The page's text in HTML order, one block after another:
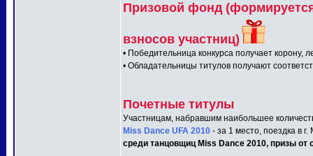
Призовой фонд
взносов участниц)
• Победительница конкурса получает корону,
• Обладательницы титулов получают
Почетные титулы
Участницам, набравшим наибольшее
Miss Dance UFA 2010 - за 1 место, поездка в
среди танцовщиц Miss Dance 2010, призы от